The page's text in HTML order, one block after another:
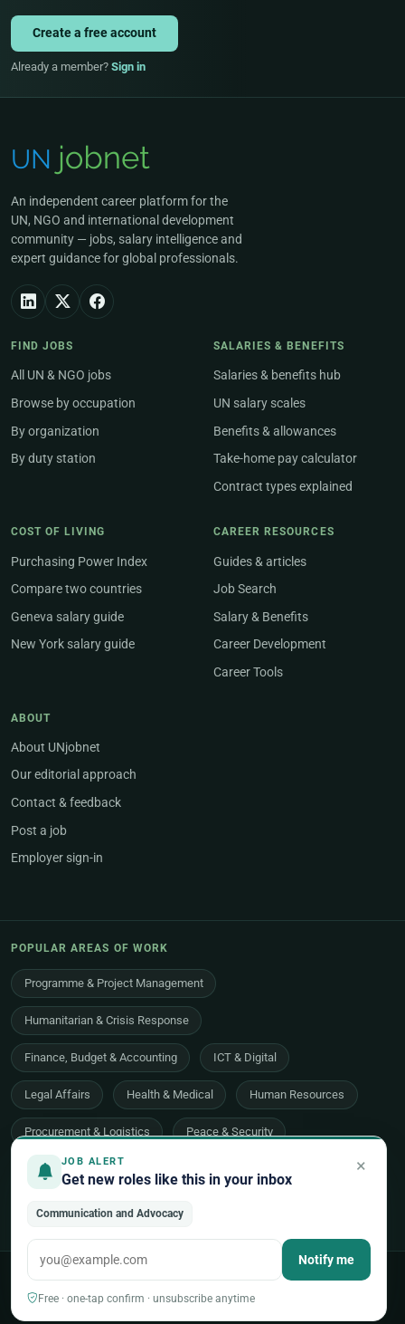
JOB ALERT
Get new roles like this in your inbox
×
Communication and Advocacy
Notify me
Free · one-tap confirm · unsubscribe anytime
Create a free account
Already a member? Sign in
An independent career platform for the
UN, NGO and international development
community — jobs, salary intelligence and
expert guidance for global professionals.
FIND JOBS
All UN & NGO jobs
Browse by occupation
By organization
By duty station
SALARIES & BENEFITS
Salaries & benefits hub
UN salary scales
Benefits & allowances
Take-home pay calculator
Contract types explained
COST OF LIVING
Purchasing Power Index
Compare two countries
Geneva salary guide
New York salary guide
CAREER RESOURCES
Guides & articles
Job Search
Salary & Benefits
Career Development
Career Tools
ABOUT
About UNjobnet
Our editorial approach
Contact & feedback
Post a job
Employer sign-in
POPULAR AREAS OF WORK
Programme & Project Management
Humanitarian & Crisis Response
Finance, Budget & Accounting ICT & Digital
Legal Affairs Health & Medical Human Resources
Procurement & Logistics Peace & Security
Economic Development
Evaluation, Audit & Oversight
© 2026 UNjobnet. All rights reserved. Privacy Policy
Terms of Use
Sitemap